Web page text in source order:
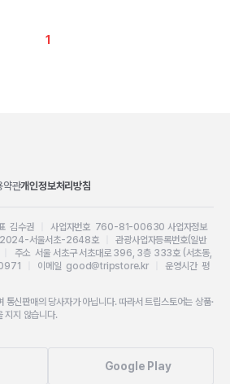
1
약관개인정보처리방침
김수권 |사업자번호 760-81-00630 사업자정보
2024-서울서초-2648호|관광사업자등록번호(일반
주소 서울 서초구 서초대로 396, 3층 333호 (서초동,
이메일 good@tripstore.kr| 운영시간 평
통신판매의 당사자가 아닙니다. 따라서 트립스토어는 상품·
지지 않습니다.
Google Play